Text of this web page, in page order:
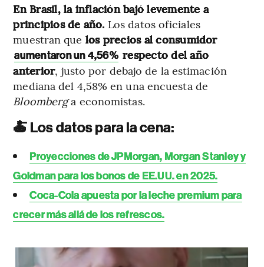
En Brasil, la inflación bajó levemente a
principios de año. Los datos oficiales
muestran que los precios al consumidor
aumentaron un 4,56% respecto del año
anterior, justo por debajo de la estimación
mediana del 4,58% en una encuesta de
Bloomberga economistas.
🍝 Los datos para la cena:
Proyecciones de JPMorgan, Morgan Stanley y
Goldman para los bonos de EE.UU. en 2025.
Coca-Cola apuesta por la leche premium para
crecer más allá de los refrescos.